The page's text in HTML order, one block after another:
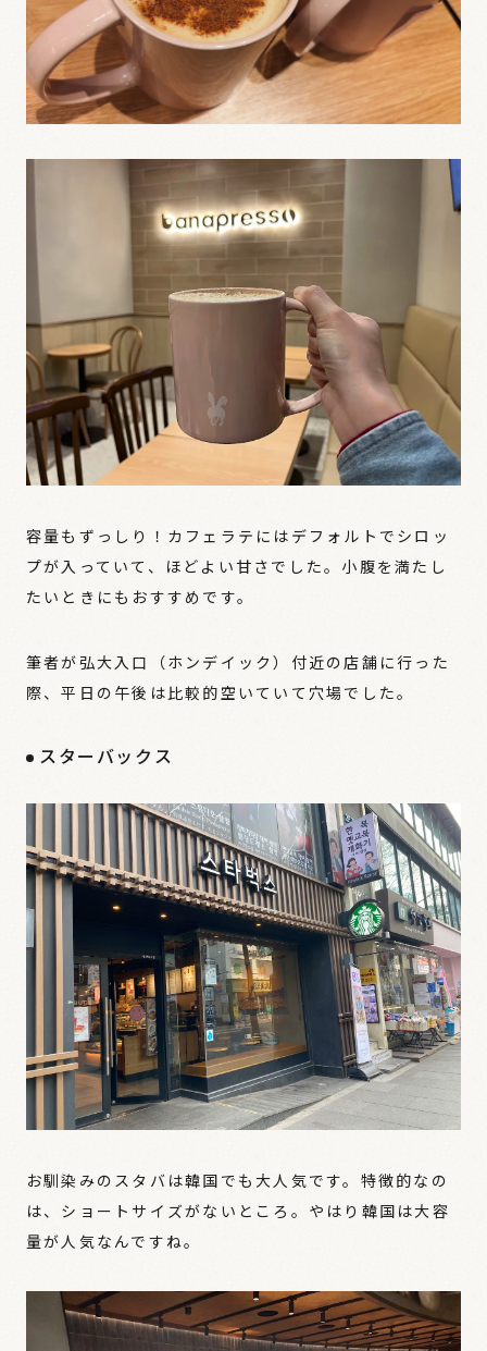
容量もずっしり！カフェラテにはデフォルトでシロッ
プが入っていて、ほどよい甘さでした。小腹を満たし
たいときにもおすすめです。
筆者が弘大入口（ホンデイック）付近の店舗に行った
際、平日の午後は比較的空いていて穴場でした。
スターバックス
お馴染みのスタバは韓国でも大人気です。特徴的なの
は、ショートサイズがないところ。やはり韓国は大容
量が人気なんですね。